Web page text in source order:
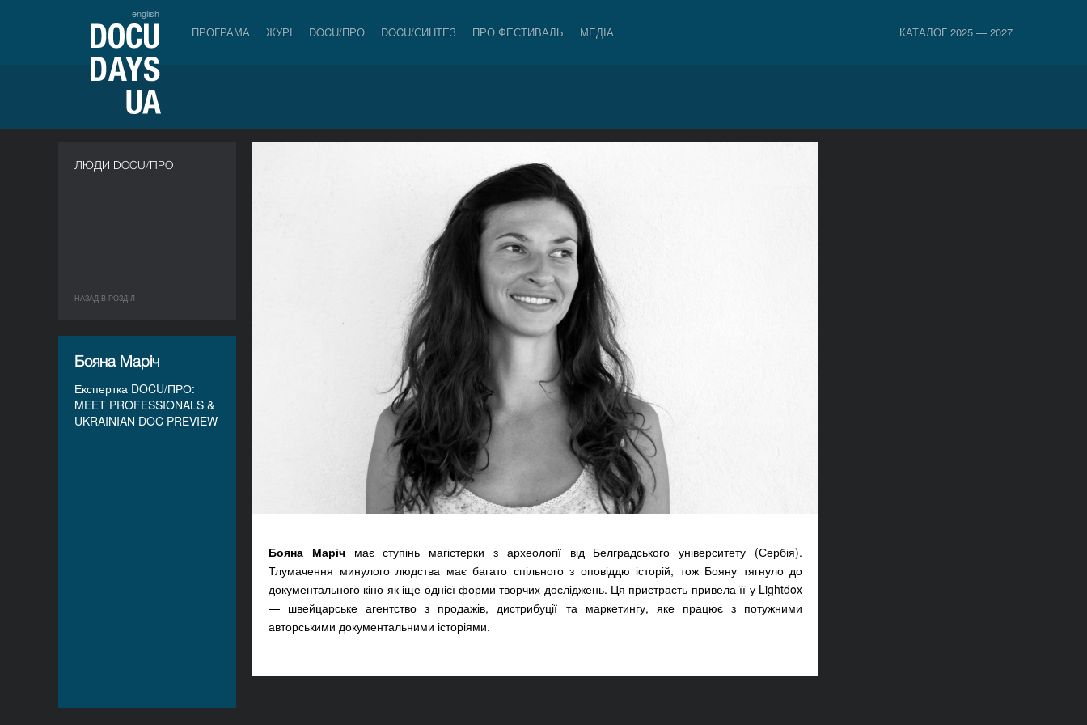
english
ПРОГРАМА ЖУРІ DOCU/ПРО DOCU/СИНТЕЗ ПРО ФЕСТИВАЛЬ МЕДІА КАТАЛОГ 2025 — 2027
ЛЮДИ DOCU/ПРО
НАЗАД В РОЗДIЛ
Бояна Маріч
Експертка DOCU/ПРО:
MEET PROFESSIONALS &
UKRAINIAN DOC PREVIEW
Бояна Марічмає ступінь магістерки з археології від Белградського університету (Сербія).
Тлумачення минулого людства має багато спільного з оповіддю історій, тож Бояну тягнуло до
документального кіно як іще однієї форми творчих досліджень. Ця пристрасть привела її у Lightdox
— швейцарське агентство з продажів, дистрибуції та маркетингу, яке працює з потужними
авторськими документальними історіями.